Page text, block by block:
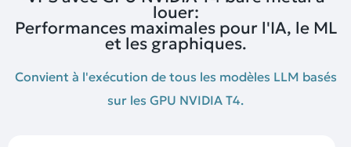
louer:
Performances maximales pour l'IA, le ML
et les graphiques.
Convient à l'exécution de tous les modèles LLM basés
sur les GPU NVIDIA T4.